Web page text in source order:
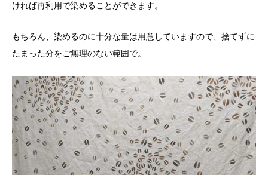
ければ再利用で染めることができます。
もちろん、染めるのに十分な量は用意していますので、捨てずに
たまった分をご無理のない範囲で。